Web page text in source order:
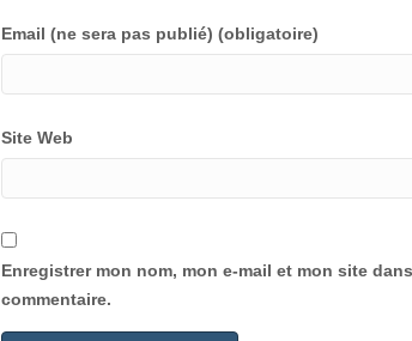
Email (ne sera pas publié) (obligatoire)
Site Web
Enregistrer mon nom, mon e-mail et mon site
commentaire.